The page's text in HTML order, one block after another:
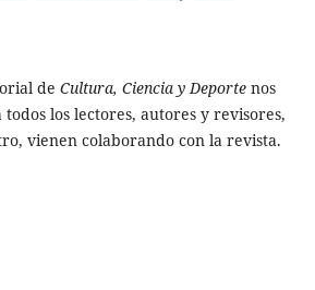
de Cultura, Ciencia y Deportenos
los lectores, autores y revisores,
vienen colaborando con la revista.